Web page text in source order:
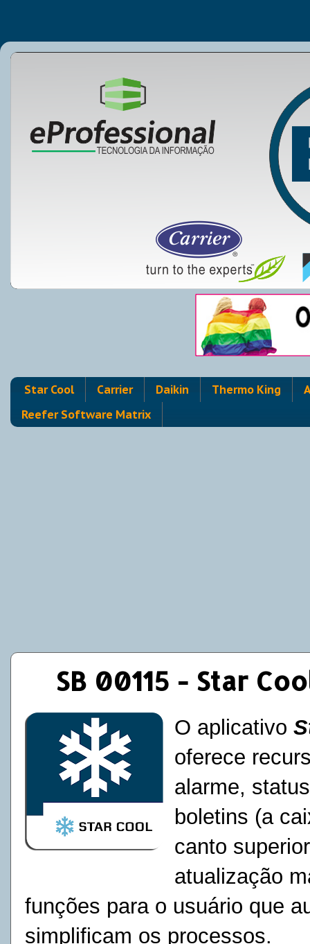
Star Cool Carrier Daikin Thermo King
Reefer Software Matrix
SB 00115 - Star
O aplicativo
oferece
alarme,
boletins (a
canto
atualização
funções para o usuário que
simplificam os processos.